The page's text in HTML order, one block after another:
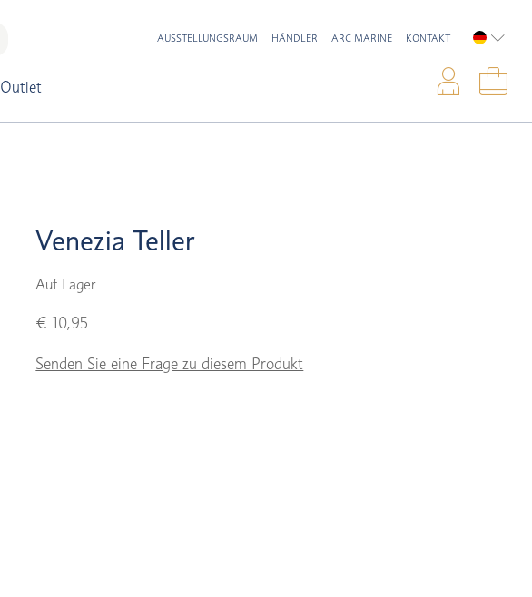
Outlet
AUSSTELLUNGSRAUM HÄNDLER ARC MARINE KONTAKT
Venezia Teller
Auf Lager
€ 10,95
Senden Sie eine Frage zu diesem Produkt